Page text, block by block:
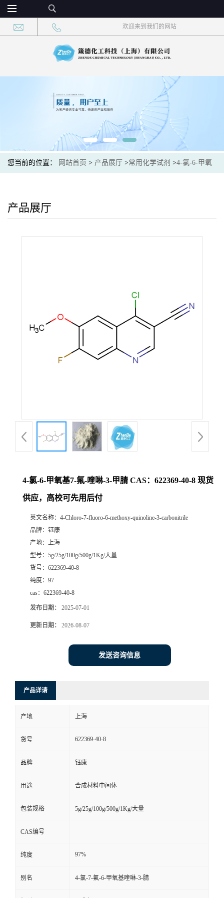
欢迎来到我们的网站
您当前的位置： 网站首页 > 产品展厅 >常用化学试剂 >4-氯-6-甲氧
产品展厅
4-氯-6-甲氧基7-氟-喹啉-3-甲腈 CAS：622369-40-8 现货
供应，高校可先用后付
英文名称： 4-Chloro-7-fluoro-6-methoxy-quinoline-3-carbonitrile
品牌： 钰康
产地： 上海
型号： 5g/25g/100g/500g/1Kg/大量
货号： 622369-40-8
纯度： 97
cas： 622369-40-8
发布日期： 2025-07-01
更新日期： 2026-08-07
发送咨询信息
产品详请
产地 上海
货号 622369-40-8
品牌 钰康
用途 合成材料中间体
包装规格 5g/25g/100g/500g/1Kg/大量
CAS编号
纯度 97%
别名 4-氯-7-氟-6-甲氧基喹啉-3-腈